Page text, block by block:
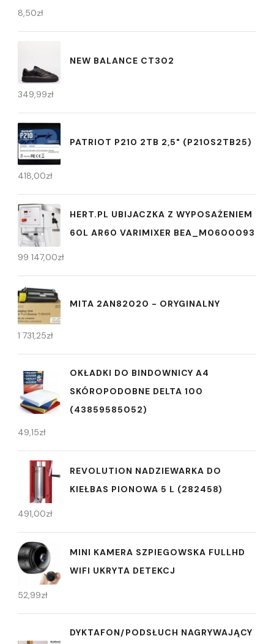
8,50zł
NEW BALANCE CT302
349,99zł
PATRIOT P210 2TB 2,5" (P210S2TB25)
418,00zł
HERT.PL UBIJACZKA Z WYPOSAŻENIEM
60L AR60 VARIMIXER BEA_M0600093
99 147,00zł
MITA 2AN82020 - ORYGINALNY
1 731,25zł
OKŁADKI DO BINDOWNICY A4
SKÓROPODOBNE DELTA 100
(43859585052)
49,15zł
REVOLUTION NADZIEWARKA DO
KIEŁBAS PIONOWA 5 L (282458)
491,00zł
MINI KAMERA SZPIEGOWSKA FULLHD
WIFI UKRYTA DETEKCJ
52,99zł
DYKTAFON/PODSŁUCH NAGRYWAJĄCY